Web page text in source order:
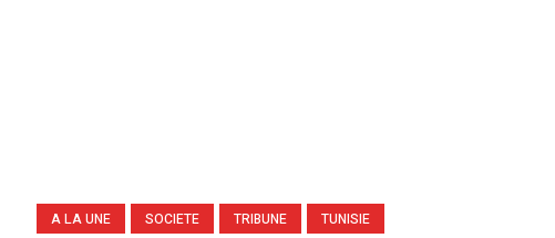
A LA UNE SOCIETE TRIBUNE TUNISIE